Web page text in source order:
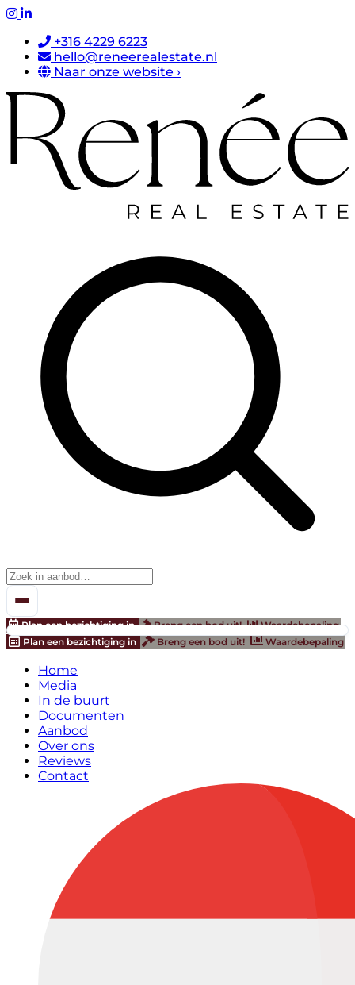
+316 4229 6223
hello@reneerealestate.nl
Naar onze website ›
Plan een bezichtiging in Breng een bod uit!
Waardebepaling
Plan een bezichtiging in
Breng een bod uit! Waardebepaling
Home
Media
In de buurt
Documenten
Aanbod
Over ons
Reviews
Contact